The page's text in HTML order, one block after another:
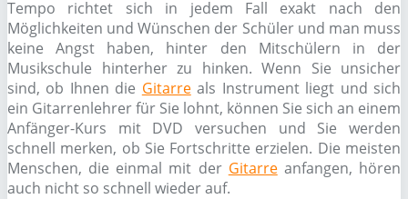
Tempo richtet sich in jedem Fall exakt nach den
Möglichkeiten und Wünschen der Schüler und man muss
keine Angst haben, hinter den Mitschülern in der
Musikschule hinterher zu hinken. Wenn Sie unsicher
sind, ob Ihnen die Gitarreals Instrument liegt und sich
ein Gitarrenlehrer für Sie lohnt, können Sie sich an einem
Anfänger-Kurs mit DVD versuchen und Sie werden
schnell merken, ob Sie Fortschritte erzielen. Die meisten
Menschen, die einmal mit der Gitarreanfangen, hören
auch nicht so schnell wieder auf.